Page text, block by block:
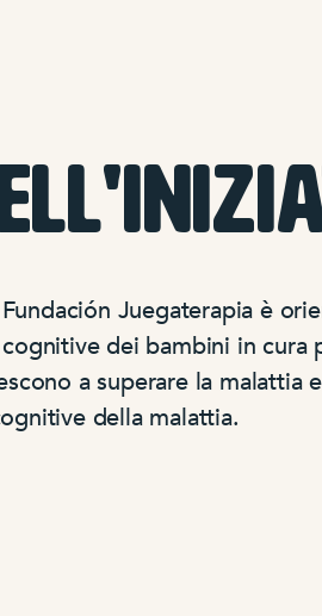
Juegaterapia è
dei bambini in cura
a superare la malattia
della malattia.